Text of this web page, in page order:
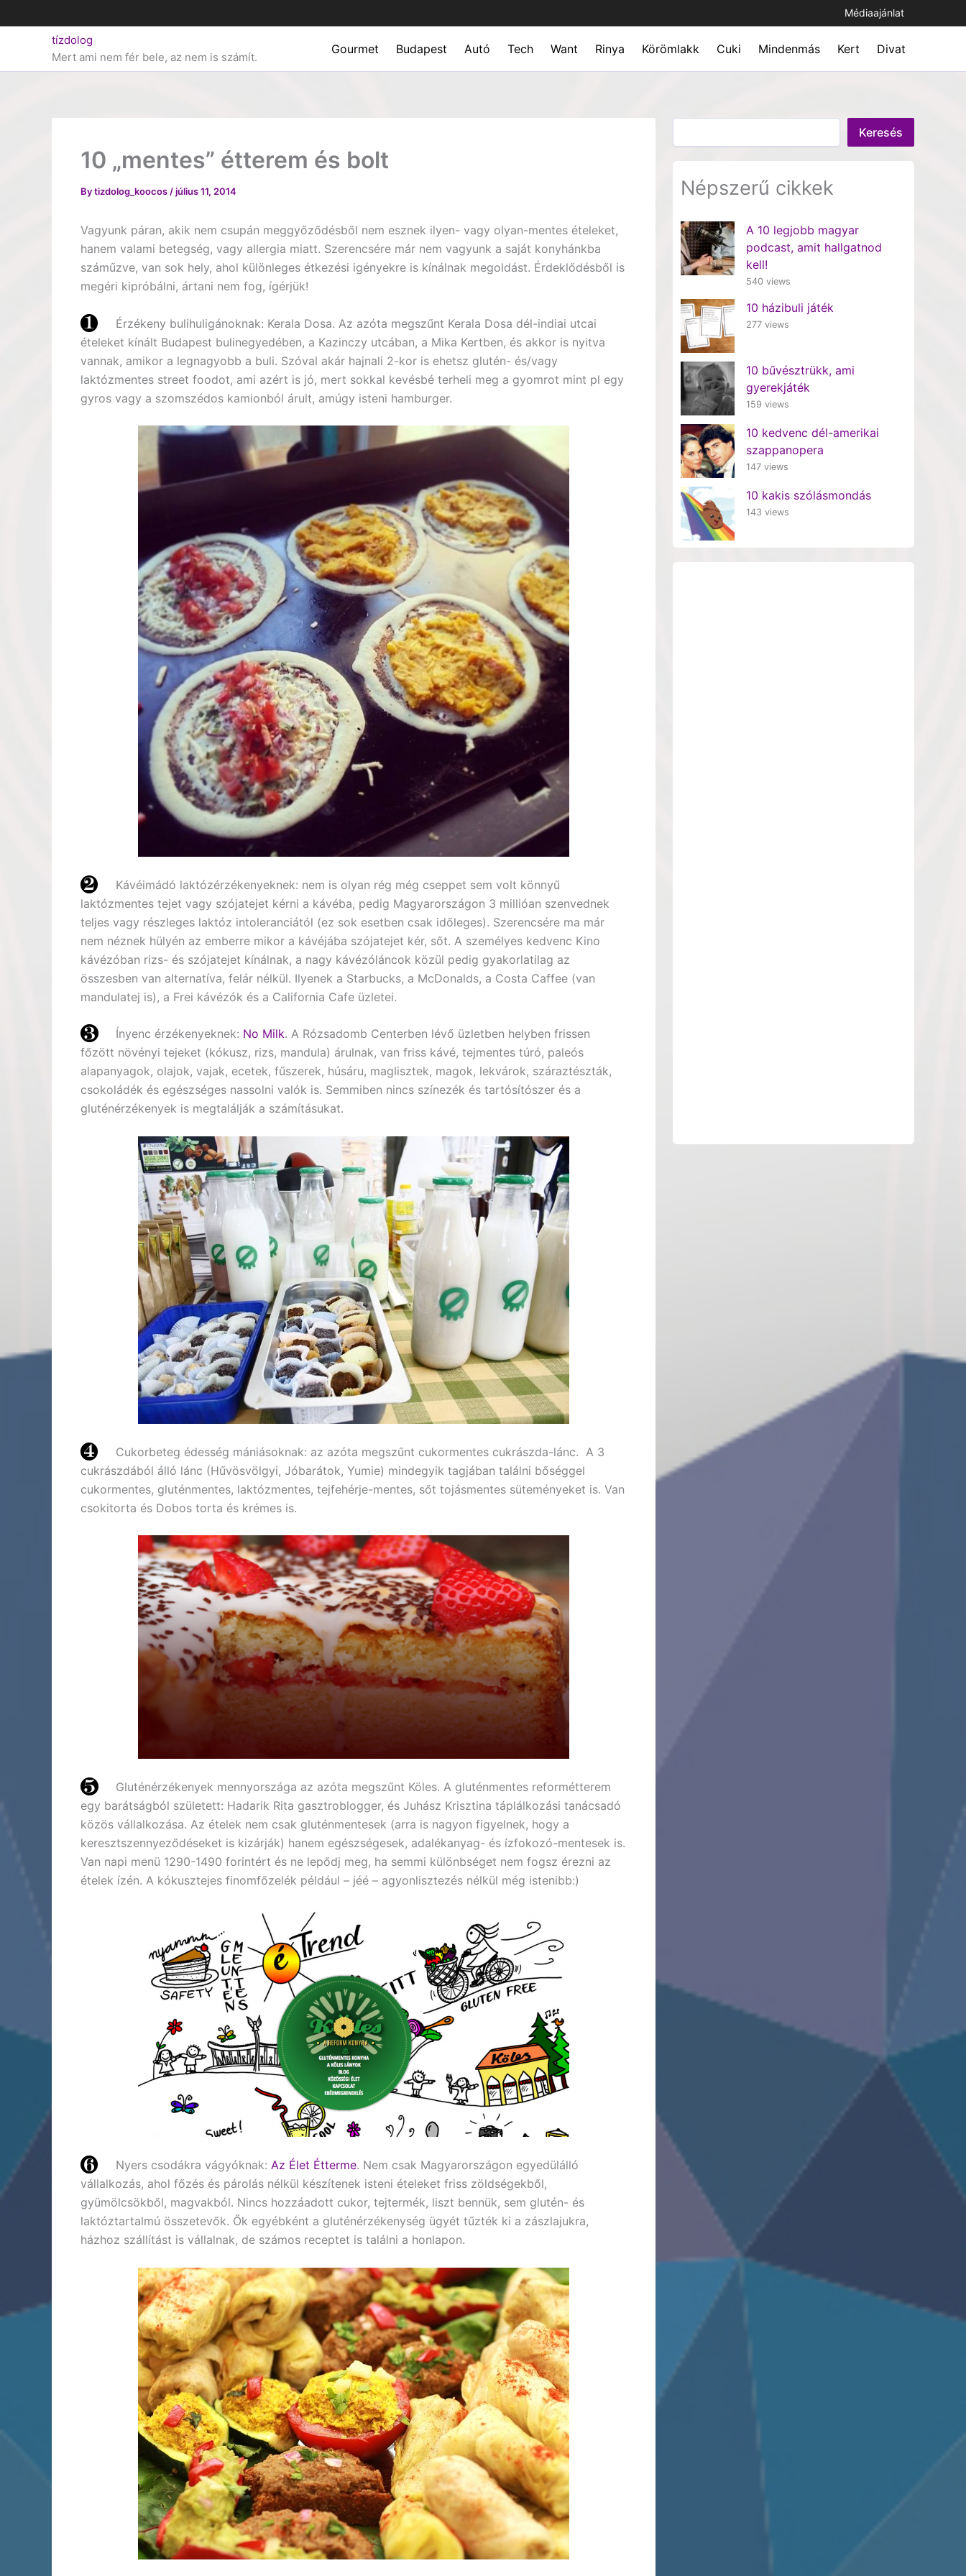
to
Médiaajánlat
tízdolog
Mert ami nem fér bele, az nem is számít.
Gourmet Budapest Autó Tech Want Rinya Körömlakk Cuki Mindenmás Kert Divat
10 „mentes” étterem és bolt
Bytizdolog_koocos /július 11, 2014
Vagyunk páran, akik nem csupán meggyőződésből nem esznek ilyen- vagy olyan-mentes ételeket,
hanem valami betegség, vagy allergia miatt. Szerencsére már nem vagyunk a saját konyhánkba
száműzve, van sok hely, ahol különleges étkezési igényekre is kínálnak megoldást. Érdeklődésből is
megéri kipróbálni, ártani nem fog, ígérjük!
Érzékeny bulihuligánoknak: Kerala Dosa. Az azóta megszűnt Kerala Dosa dél-indiai utcai
ételeket kínált Budapest bulinegyedében, a Kazinczy utcában, a Mika Kertben, és akkor is nyitva
vannak, amikor a legnagyobb a buli. Szóval akár hajnali 2-kor is ehetsz glutén- és/vagy
laktózmentes street foodot, ami azért is jó, mert sokkal kevésbé terheli meg a gyomrot mint pl egy
gyros vagy a szomszédos kamionból árult, amúgy isteni hamburger.
Kávéimádó laktózérzékenyeknek: nem is olyan rég még cseppet sem volt könnyű
laktózmentes tejet vagy szójatejet kérni a kávéba, pedig Magyarországon 3 millióan szenvednek
teljes vagy részleges laktóz intoleranciától (ez sok esetben csak időleges). Szerencsére ma már
nem néznek hülyén az emberre mikor a kávéjába szójatejet kér, sőt. A személyes kedvenc Kino
kávézóban rizs- és szójatejet kínálnak, a nagy kávézóláncok közül pedig gyakorlatilag az
összesben van alternatíva, felár nélkül. Ilyenek a Starbucks, a McDonalds, a Costa Caffee (van
mandulatej is), a Frei kávézók és a California Cafe üzletei.
Ínyenc érzékenyeknek: No Milk. A Rózsadomb Centerben lévő üzletben helyben frissen
főzött növényi tejeket (kókusz, rizs, mandula) árulnak, van friss kávé, tejmentes túró, paleós
alapanyagok, olajok, vajak, ecetek, fűszerek, húsáru, maglisztek, magok, lekvárok, száraztészták,
csokoládék és egészséges nassolni valók is. Semmiben nincs színezék és tartósítószer és a
gluténérzékenyek is megtalálják a számításukat.
Cukorbeteg édesség mániásoknak: az azóta megszűnt cukormentes cukrászda-lánc. A 3
cukrászdából álló lánc (Hűvösvölgyi, Jóbarátok, Yumie) mindegyik tagjában találni bőséggel
cukormentes, gluténmentes, laktózmentes, tejfehérje-mentes, sőt tojásmentes süteményeket is. Van
csokitorta és Dobos torta és krémes is.
Gluténérzékenyek mennyországa az azóta megszűnt Köles. A gluténmentes reformétterem
egy barátságból született: Hadarik Rita gasztroblogger, és Juhász Krisztina táplálkozási tanácsadó
közös vállalkozása. Az ételek nem csak gluténmentesek (arra is nagyon figyelnek, hogy a
keresztszennyeződéseket is kizárják) hanem egészségesek, adalékanyag- és ízfokozó-mentesek is.
Van napi menü 1290-1490 forintért és ne lepődj meg, ha semmi különbséget nem fogsz érezni az
ételek ízén. A kókusztejes finomfőzelék például – jéé – agyonlisztezés nélkül még istenibb:)
Nyers csodákra vágyóknak: Az Élet Étterme. Nem csak Magyarországon egyedülálló
vállalkozás, ahol főzés és párolás nélkül készítenek isteni ételeket friss zöldségekből,
gyümölcsökből, magvakból. Nincs hozzáadott cukor, tejtermék, liszt bennük, sem glutén- és
laktóztartalmú összetevők. Ők egyébként a gluténérzékenység ügyét tűzték ki a zászlajukra,
házhoz szállítást is vállalnak, de számos receptet is találni a honlapon.
Keresés
Népszerű cikkek
A 10 legjobb magyar
podcast, amit hallgatnod
kell!
540 views
10 házibuli játék
277 views
10 bűvésztrükk, ami
gyerekjáték
159 views
10 kedvenc dél-amerikai
szappanopera
147 views
10 kakis szólásmondás
143 views